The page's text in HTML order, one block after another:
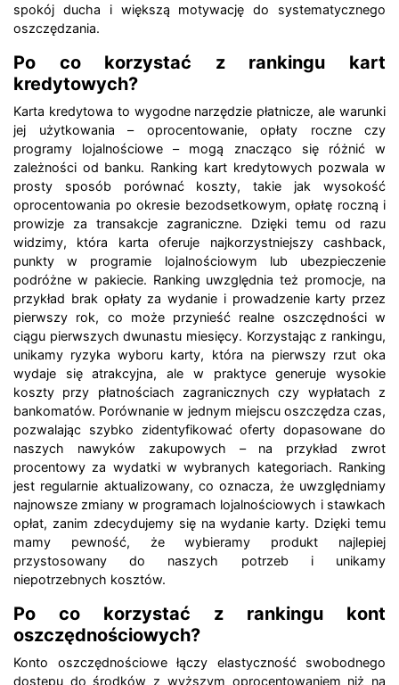
spokój ducha i większą motywację do systematycznego
oszczędzania.
Po co korzystać z rankingu kart
kredytowych?
Karta kredytowa to wygodne narzędzie płatnicze, ale warunki
jej użytkowania – oprocentowanie, opłaty roczne czy
programy lojalnościowe – mogą znacząco się różnić w
zależności od banku. Ranking kart kredytowych pozwala w
prosty sposób porównać koszty, takie jak wysokość
oprocentowania po okresie bezodsetkowym, opłatę roczną i
prowizje za transakcje zagraniczne. Dzięki temu od razu
widzimy, która karta oferuje najkorzystniejszy cashback,
punkty w programie lojalnościowym lub ubezpieczenie
podróżne w pakiecie. Ranking uwzględnia też promocje, na
przykład brak opłaty za wydanie i prowadzenie karty przez
pierwszy rok, co może przynieść realne oszczędności w
ciągu pierwszych dwunastu miesięcy. Korzystając z rankingu,
unikamy ryzyka wyboru karty, która na pierwszy rzut oka
wydaje się atrakcyjna, ale w praktyce generuje wysokie
koszty przy płatnościach zagranicznych czy wypłatach z
bankomatów. Porównanie w jednym miejscu oszczędza czas,
pozwalając szybko zidentyfikować oferty dopasowane do
naszych nawyków zakupowych – na przykład zwrot
procentowy za wydatki w wybranych kategoriach. Ranking
jest regularnie aktualizowany, co oznacza, że uwzględniamy
najnowsze zmiany w programach lojalnościowych i stawkach
opłat, zanim zdecydujemy się na wydanie karty. Dzięki temu
mamy pewność, że wybieramy produkt najlepiej
przystosowany do naszych potrzeb i unikamy
niepotrzebnych kosztów.
Po co korzystać z rankingu kont
oszczędnościowych?
Konto oszczędnościowe łączy elastyczność swobodnego
dostępu do środków z wyższym oprocentowaniem niż na